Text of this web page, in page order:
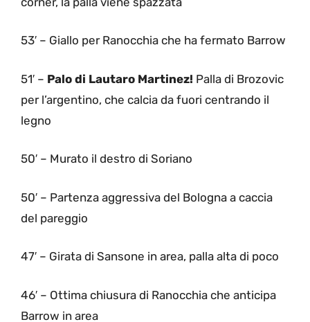
53′ – Giallo per Ranocchia che ha fermato Barrow
51′ – Palo di Lautaro Martinez! Palla di Brozovic
per l’argentino, che calcia da fuori centrando il
legno
50′ – Murato il destro di Soriano
50′ – Partenza aggressiva del Bologna a caccia
del pareggio
47′ – Girata di Sansone in area, palla alta di poco
46′ – Ottima chiusura di Ranocchia che anticipa
Barrow in area